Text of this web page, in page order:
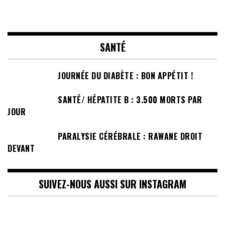
SANTÉ
JOURNÉE DU DIABÈTE : BON APPÉTIT !
SANTÉ/ HÉPATITE B : 3.500 MORTS PAR
JOUR
PARALYSIE CÉRÉBRALE : RAWANE DROIT
DEVANT
SUIVEZ-NOUS AUSSI SUR INSTAGRAM